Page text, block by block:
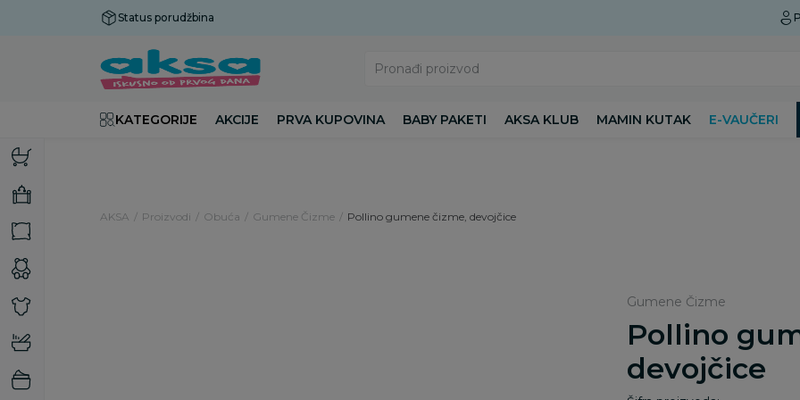
Status porudžbina
Pronađi proizvod
KATEGORIJE AKCIJE PRVA KUPOVINA BABY PAKETI AKSA KLUB MAMIN KUTAK E-VAUČERI
AKSA Proizvodi Obuća Gumene Čizme Pollino gumene čizme, devojčice
Gumene Čizme
Pollino
devojčice